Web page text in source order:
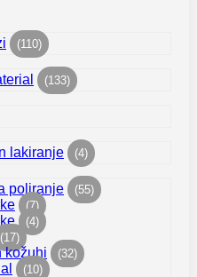
(110)
(133)
lakiranje (4)
poliranje (55)
(7)
(4)
(17)
kožuhi (32)
(10)